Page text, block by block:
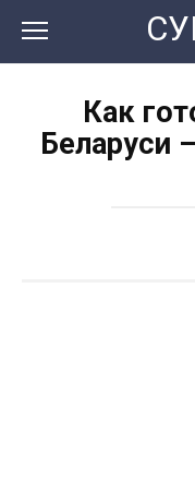
контенту
Как
Беларуси